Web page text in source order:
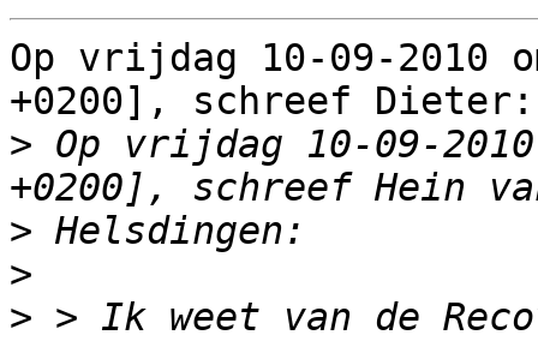
Op vrijdag 10-09-2010
+0200], schreef Dieter:
> Op vrijdag 10-09-
>
>
> > Ik weet van de